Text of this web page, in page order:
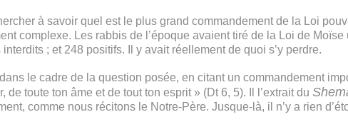
à savoir quel est le plus grand commandement de la Loi
complexe. Les rabbis de l’époque avaient tiré de la Loi de Moïse
; et 248 positifs. Il y avait réellement de quoi s’y perdre.
le cadre de la question posée, en citant un commandement
toute ton âme et de tout ton esprit » (Dt 6, 5). Il l’extrait du
comme nous récitons le Notre-Père. Jusque-là, il n’y a rien